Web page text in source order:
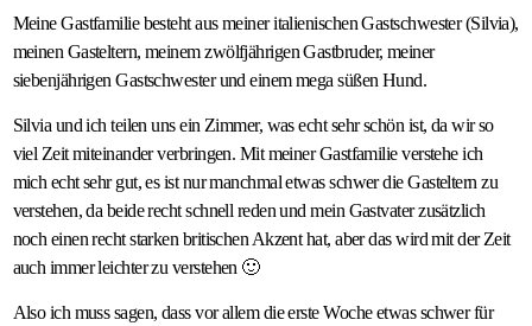
Meine Gastfamilie besteht aus meiner italienischen Gastschwester (Silvia),
meinen Gasteltern, meinem zwölfjährigen Gastbruder, meiner
siebenjährigen Gastschwester und einem mega süßen Hund.
Silvia und ich teilen uns ein Zimmer, was echt sehr schön ist, da wir so
viel Zeit miteinander verbringen. Mit meiner Gastfamilie verstehe ich
mich echt sehr gut, es ist nur manchmal etwas schwer die Gasteltern zu
verstehen, da beide recht schnell reden und mein Gastvater zusätzlich
noch einen recht starken britischen Akzent hat, aber das wird mit der Zeit
auch immer leichter zu verstehen 🙂
Also ich muss sagen, dass vor allem die erste Woche etwas schwer für